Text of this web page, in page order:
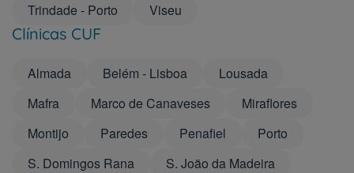
Trindade - Porto
Viseu
Clínicas CUF
Almada Belém - Lisboa
Lousada
Mafra
Marco de Canaveses
Miraflores
Montijo
Paredes Penafiel
Porto
S. Domingos Rana
S. João da Madeira